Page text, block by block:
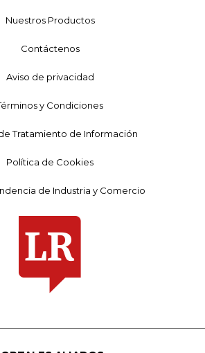
Nuestros Productos
Contáctenos
Aviso de privacidad
y Condiciones
Tratamiento de Información
Política de Cookies
de Industria y Comercio